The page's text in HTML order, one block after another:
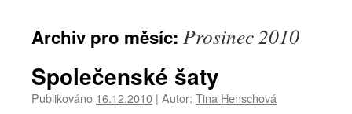
webu
Archiv pro měsíc: Prosinec 2010
Společenské šaty
Publikováno 16.12.2010 | Autor: Tina Henschová